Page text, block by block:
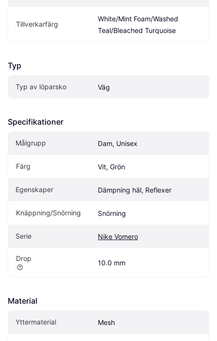
Tillverkarfärg
White/Mint Foam/Washed
Teal/Bleached Turquoise
Typ
Typ av löparsko Väg
Specifikationer
Målgrupp Dam, Unisex
Färg Vit, Grön
Egenskaper Dämpning häl, Reflexer
Knäppning/Snörning Snörning
Serie Nike Vomero
Drop
10.0 mm
Material
Yttermaterial Mesh